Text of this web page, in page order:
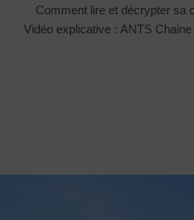
Comment lire et décrypter sa
Vidéo explicative : ANTS Chaine